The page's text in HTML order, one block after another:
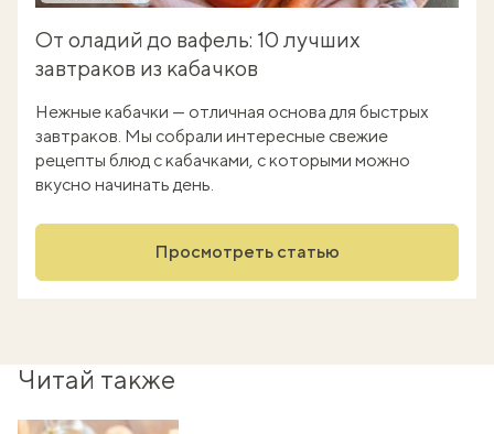
От оладий до вафель: 10 лучших
завтраков из кабачков
Нежные кабачки — отличная основа для быстрых
завтраков. Мы собрали интересные свежие
рецепты блюд с кабачками, с которыми можно
вкусно начинать день.
Просмотреть статью
Читай также